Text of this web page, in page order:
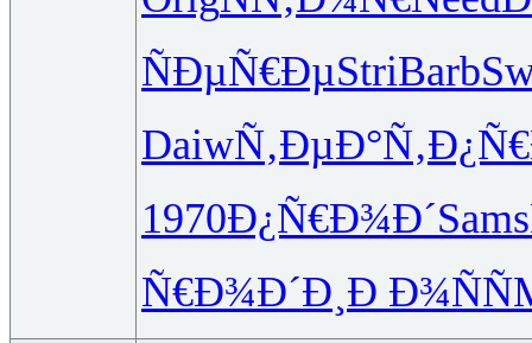
ÑÐµÑ€ÐµStriBarb
DaiwÑ‚ÐµÐ°Ñ‚
1970Ð¿Ñ€Ð¾Ð´Sams
Ñ€Ð¾Ð´Ð¸ Ð Ð¾ÑÑ